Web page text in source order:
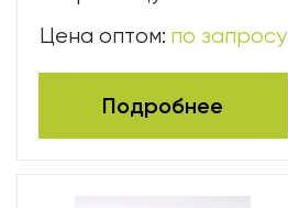
Цена оптом: по запросу
Подробнее